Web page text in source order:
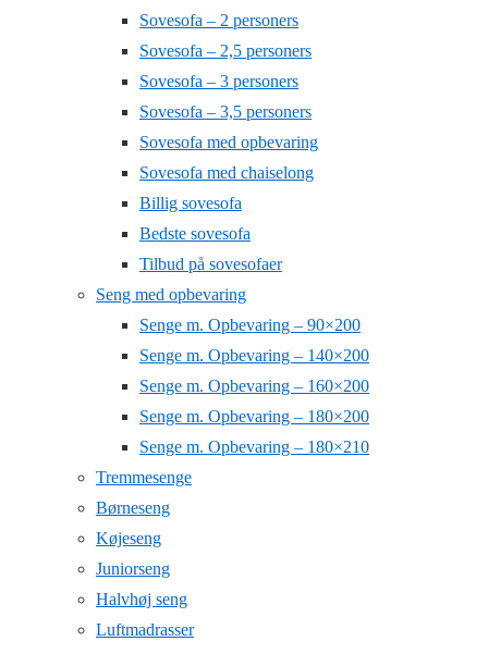
Sovesofa – 2 personers
Sovesofa – 2,5 personers
Sovesofa – 3 personers
Sovesofa – 3,5 personers
Sovesofa med opbevaring
Sovesofa med chaiselong
Billig sovesofa
Bedste sovesofa
Tilbud på sovesofaer
Seng med opbevaring
Senge m. Opbevaring – 90×200
Senge m. Opbevaring – 140×200
Senge m. Opbevaring – 160×200
Senge m. Opbevaring – 180×200
Senge m. Opbevaring – 180×210
Tremmesenge
Børneseng
Køjeseng
Juniorseng
Halvhøj seng
Luftmadrasser